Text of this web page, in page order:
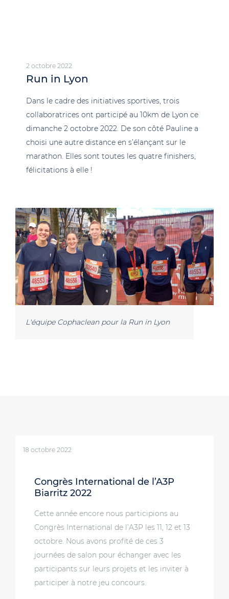
2 octobre 2022
Run in Lyon
Dans le cadre des initiatives sportives, trois
collaboratrices ont participé au 10km de Lyon ce
dimanche 2 octobre 2022. De son côté Pauline a
choisi une autre distance en s’élançant sur le
marathon. Elles sont toutes les quatre finishers,
félicitations à elle !
L'équipe Cophaclean pour la Run in Lyon
18 octobre 2022
Congrès International de l’A3P
Biarritz 2022
Cette année encore nous participions au
Congrès International de l’A3P les 11, 12 et 13
octobre. Nous avons profité de ces 3
journées de salon pour échanger avec les
participants sur leurs projets et les inviter à
participer à notre jeu concours.